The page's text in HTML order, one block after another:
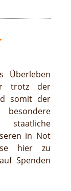
Überleben
trotz der
somit der
staatliche
in Not
hier zu
Spenden